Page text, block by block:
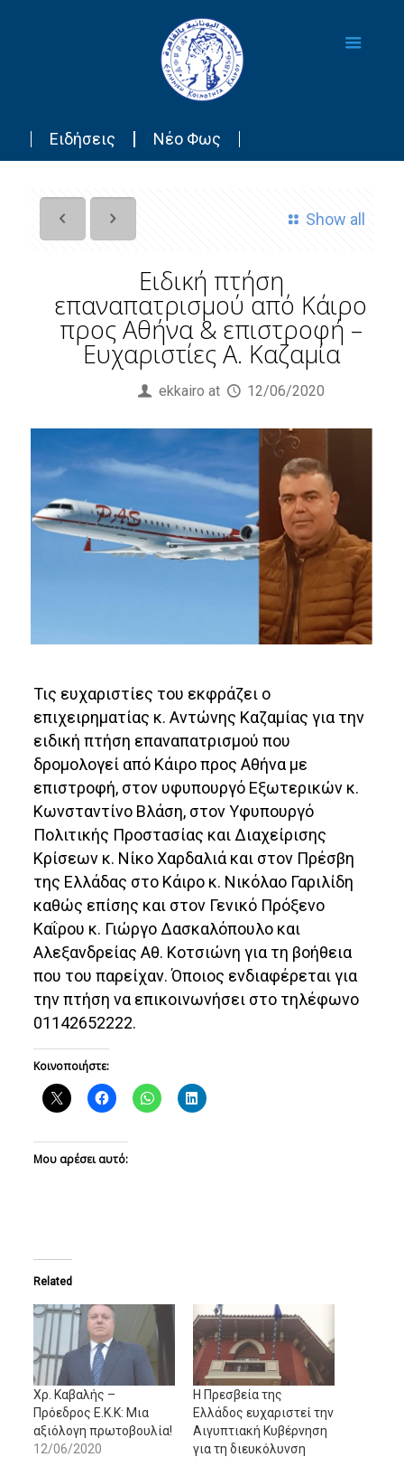
Ειδήσεις Νέο Φως
Show all
Ειδική πτήση
επαναπατρισμού από Κάιρο
προς Αθήνα & επιστροφή –
Ευχαριστίες Α. Καζαμία
ekkairo at 12/06/2020
Τις ευχαριστίες του εκφράζει ο
επιχειρηματίας κ. Αντώνης Καζαμίας για την
ειδική πτήση επαναπατρισμού που
δρομολογεί από Κάιρο προς Αθήνα με
επιστροφή, στον υφυπουργό Εξωτερικών κ.
Κωνσταντίνο Βλάση, στον Υφυπουργό
Πολιτικής Προστασίας και Διαχείρισης
Κρίσεων κ. Νίκο Χαρδαλιά και στον Πρέσβη
της Ελλάδας στο Κάιρο κ. Νικόλαο Γαριλίδη
καθώς επίσης και στον Γενικό Πρόξενο
Καΐρου κ. Γιώργο Δασκαλόπουλο και
Αλεξανδρείας Αθ. Κοτσιώνη για τη βοήθεια
που του παρείχαν. Όποιος ενδιαφέρεται για
την πτήση να επικοινωνήσει στο τηλέφωνο
01142652222.
Κοινοποιήστε:
Μου αρέσει αυτό:
Related
Xρ. Καβαλής –
Πρόεδρος Ε.Κ.Κ: Μια
αξιόλογη πρωτοβουλία!
12/06/2020
Η Πρεσβεία της
Ελλάδος ευχαριστεί την
Αιγυπτιακή Κυβέρνηση
για τη διευκόλυνση